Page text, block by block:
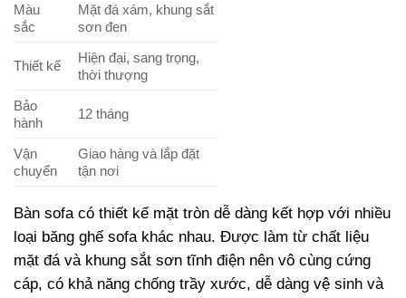
Màu
sắc
Mặt đá xám, khung sắt
sơn đen
Thiết kế
Hiện đại, sang trọng,
thời thượng
Bảo
hành
12 tháng
Vận
chuyển
Giao hàng và lắp đặt
tận nơi
Bàn sofa có thiết kế mặt tròn dễ dàng kết hợp với nhiều
loại băng ghế sofa khác nhau. Được làm từ chất liệu
mặt đá và khung sắt sơn tĩnh điện nên vô cùng cứng
cáp, có khả năng chống trầy xước, dễ dàng vệ sinh và